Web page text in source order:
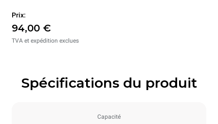
Prix:
94,00 €
TVA et expédition exclues
Spécifications du produit
Capacité